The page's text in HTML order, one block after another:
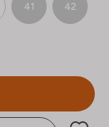
41 42